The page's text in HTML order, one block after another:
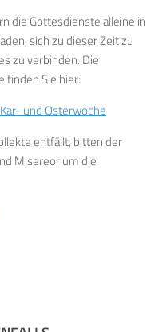
die Gottesdienste alleine in
sich zu dieser Zeit zu
zu verbinden. Die
finden Sie hier:
und Osterwoche
entfällt, bitten der
Misereor um die